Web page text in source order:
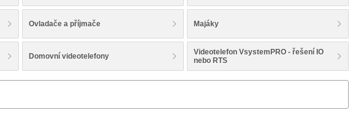
Ovladače a příjmače Majáky
Domovní videotelefony
Videotelefon VsystemPRO - řešení IO
nebo RTS